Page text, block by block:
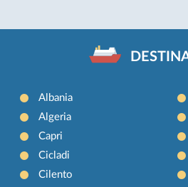
Albania
Algeria
Capri
Cicladi
Cilento